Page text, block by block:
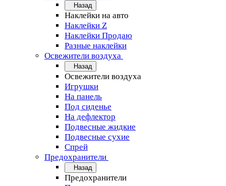
Назад
Наклейки на авто
Наклейки Z
Наклейки Продаю
Разные наклейки
Освежители воздуха
Назад
Освежители воздуха
Игрушки
На панель
Под сиденье
На дефлектор
Подвесные жидкие
Подвесные сухие
Спрей
Предохранители
Назад
Предохранители